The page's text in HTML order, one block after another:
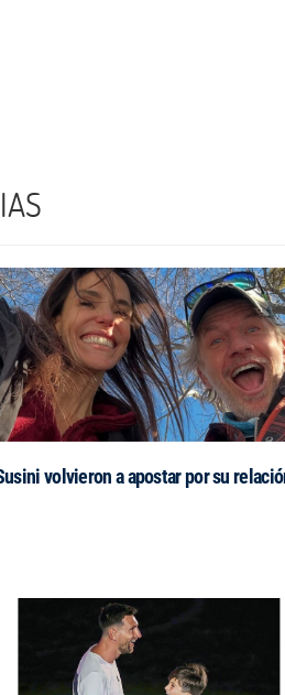
volvieron a apostar por su